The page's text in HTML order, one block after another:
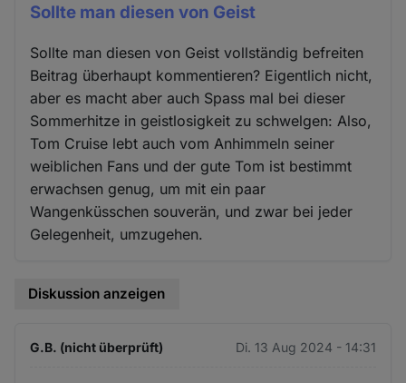
Sollte man diesen von Geist
Sollte man diesen von Geist vollständig befreiten
Beitrag überhaupt kommentieren? Eigentlich nicht,
aber es macht aber auch Spass mal bei dieser
Sommerhitze in geistlosigkeit zu schwelgen: Also,
Tom Cruise lebt auch vom Anhimmeln seiner
weiblichen Fans und der gute Tom ist bestimmt
erwachsen genug, um mit ein paar
Wangenküsschen souverän, und zwar bei jeder
Gelegenheit, umzugehen.
Diskussion anzeigen
G.B. (nicht überprüft) Di. 13 Aug 2024 - 14:31